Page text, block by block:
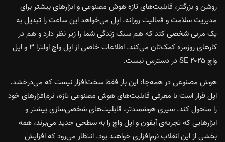
روشن و بزرگتر، قابلیت‌های تازه هوش مصنوعی و ابزارهای بیشتر برای
مدیریت سلامت و فعالیت روزانه. اپل می‌خواهد این ساعت را تبدیل به
یک مربی شخصی کند که هم سبک زندگی شما را زیر نظر دارد و هم در
کارهای روزمره کمک‌تان می‌کند. اطلاعات خاصی از اپل واچ اولترا ۳ و اپل
واچ SE ۲۰۲۵ در دسترس نیست.
هوش مصنوعی در همه‌جا: این بار فقط سخت‌افزار نیست که می‌درخشد.
اپل قرار است با معرفی قابلیت‌های هوش مصنوعی تازه، نرم‌افزارهای خود
را متحول کند. سیری هوشمندتر، قابلیت‌های شخصی‌سازی بیشتر و
ابزارهایی که تجربه‌ی آیفون و اپل واچ را به سطحی جدید می‌برند، همه
بخشی از این انقلاب نرم‌افزاری خواهند بود. انتظار می‌رود که افزایش